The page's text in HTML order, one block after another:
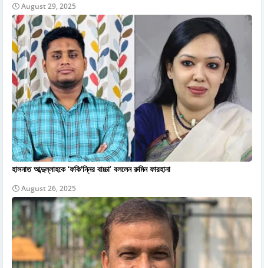
August 29, 2025
হাসনাত আব্দুল্লাহকে ‘ফকি'ন্নির বাচ্চা’ বললেন রুমিন ফারহানা
August 26, 2025